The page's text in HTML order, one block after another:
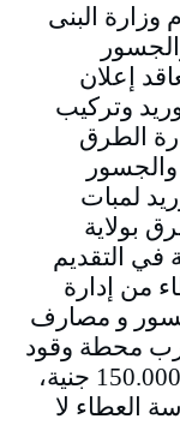
وزارة البنى
إعلان
بتوريد وتركيب
الطرق
لمبات
بولاية
في التقديم
من إدارة
و مصارف
بمقرها بالثورة الحارة 20 غرب محطة وقود
النيل شارع الوادي بعد سداد مبلغ 150.000 جنية،
العطاء لا